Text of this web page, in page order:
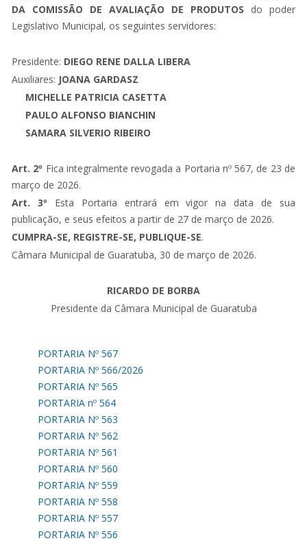
DA COMISSÃO DE AVALIAÇÃO DE PRODUTOS do poder
Legislativo Municipal, os seguintes servidores:
Presidente: DIEGO RENE DALLA LIBERA
Auxiliares: JOANA GARDASZ
MICHELLE PATRICIA CASETTA
PAULO ALFONSO BIANCHIN
SAMARA SILVERIO RIBEIRO
Art. 2º Fica integralmente revogada a Portaria nº 567, de 23 de
março de 2026.
Art. 3º Esta Portaria entrará em vigor na data de sua
publicação, e seus efeitos a partir de 27 de março de 2026.
CUMPRA-SE, REGISTRE-SE, PUBLIQUE-SE.
Câmara Municipal de Guaratuba, 30 de março de 2026.
RICARDO DE BORBA
Presidente da Câmara Municipal de Guaratuba
PORTARIA Nº 567
PORTARIA Nº 566/2026
PORTARIA Nº 565
PORTARIA nº 564
PORTARIA Nº 563
PORTARIA Nº 562
PORTARIA Nº 561
PORTARIA Nº 560
PORTARIA Nº 559
PORTARIA Nº 558
PORTARIA Nº 557
PORTARIA Nº 556